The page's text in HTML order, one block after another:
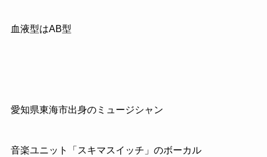
血液型はAB型
愛知県東海市出身のミュージシャン
音楽ユニット「スキマスイッチ」のボーカル